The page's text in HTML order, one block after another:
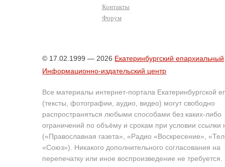
Контакты
Форум
© 17.02.1999 — 2026 Екатеринбургский епархиальный
Информационно-издательский центр
Все материалы интернет-портала Екатеринбургской
(тексты, фотографии, аудио, видео) могут свободно
распространяться любыми способами без каких-либо
ограничений по объёму и срокам при условии ссылки
(«Православная газета», «Радио «Воскресение»,
«Союз»). Никакого дополнительного согласования на
перепечатку или иное воспроизведение не требуется.